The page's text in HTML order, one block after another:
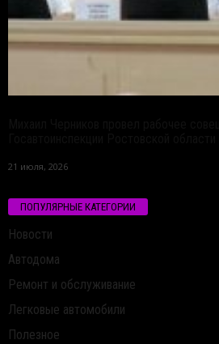
21 июля, 2026
ПОПУЛЯРНЫЕ КАТЕГОРИИ
Новости
Автодома
Ремонт и обслуживание
Легковые автомобили
Полезное